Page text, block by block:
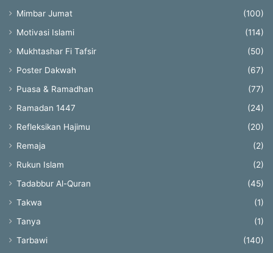
Mimbar Jumat
(100)
Motivasi Islami
(114)
Mukhtashar Fi Tafsir
(50)
Poster Dakwah
(67)
Puasa & Ramadhan
(77)
Ramadan 1447
(24)
Refleksikan Hajimu
(20)
Remaja
(2)
Rukun Islam
(2)
Tadabbur Al-Quran
(45)
Takwa
(1)
Tanya
(1)
Tarbawi
(140)